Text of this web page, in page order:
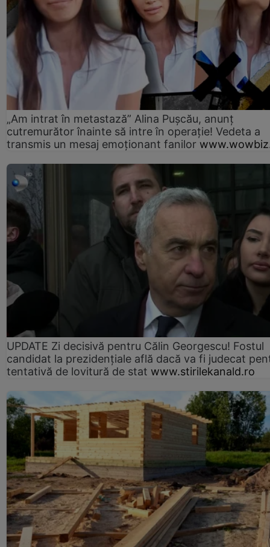
„Am intrat în metastază” Alina Pușcău, anunț
cutremurător înainte să intre în operație! Vedeta a
transmis un mesaj emoționant fanilor
UPDATE Zi decisivă pentru Călin Georgescu! Fostul
candidat la prezidențiale află dacă va fi judecat
tentativă de lovitură de stat www.stirilekanald.ro